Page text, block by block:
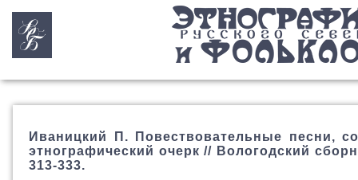
Иваницкий П. Повествовательные песни,
этнографический очерк // Вологодский
313-333.